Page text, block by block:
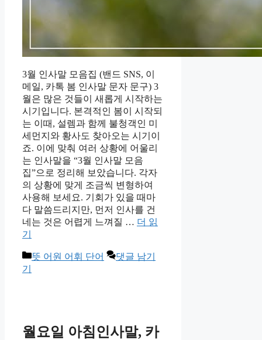
3월 인사말 모음집 (밴드 SNS, 이
메일, 카톡 봄 인사말 문자 문구) 3
월은 많은 것들이 새롭게 시작하는
시기입니다. 본격적인 봄이 시작되
는 이때, 설렘과 함께 불청객인 미
세먼지와 황사도 찾아오는 시기이
죠. 이에 맞춰 여러 상황에 어울리
는 인사말을 “3월 인사말 모음
집”으로 정리해 보았습니다. 각자
의 상황에 맞게 조금씩 변형하여
사용해 보세요. 기회가 있을 때마
다 말씀드리지만, 먼저 인사를 건
네는 것은 어렵게 느껴질 … 더 읽
기
카
뜻 어원 어휘 단어
댓글 남기
기
월요일 아침인사말, 카